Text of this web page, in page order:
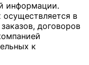
информации.
в
договоров
к